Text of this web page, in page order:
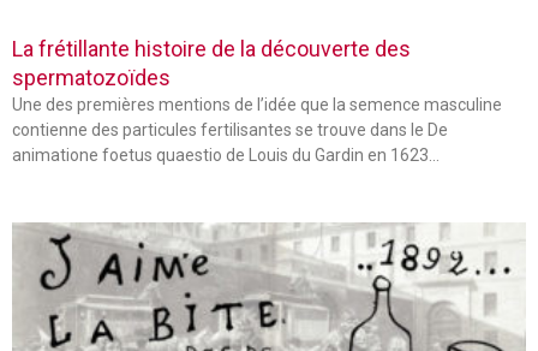
La frétillante histoire de la découverte des
spermatozoïdes
Une des premières mentions de l’idée que la semence masculine
contienne des particules fertilisantes se trouve dans le De
animatione foetus quaestio de Louis du Gardin en 1623…